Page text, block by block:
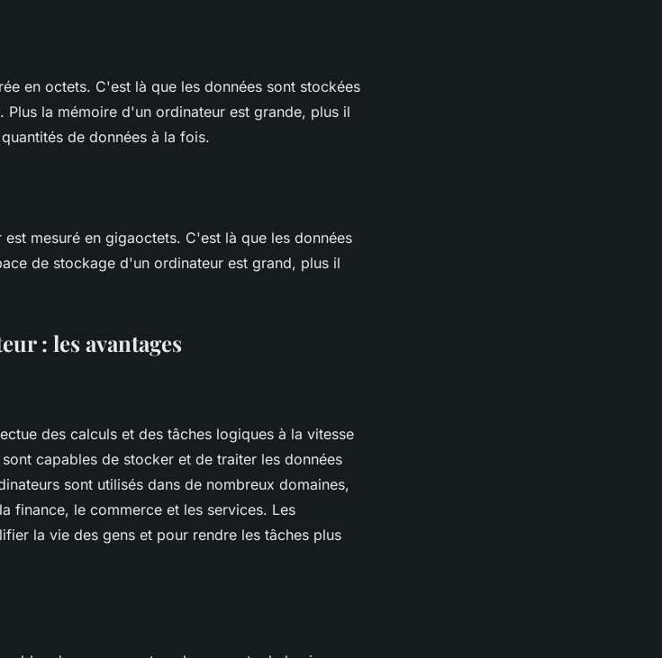
en octets. C'est là que les données sont stockées
la mémoire d'un ordinateur est grande, plus il
de données à la fois.
mesuré en gigaoctets. C'est là que les données
de stockage d'un ordinateur est grand, plus il
: les avantages
des calculs et des tâches logiques à la vitesse
capables de stocker et de traiter les données
sont utilisés dans de nombreux domaines,
finance, le commerce et les services. Les
la vie des gens et pour rendre les tâches plus